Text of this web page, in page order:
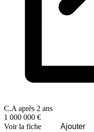
C.A après 2 ans
1 000 000 €
Voir la fiche
Ajouter